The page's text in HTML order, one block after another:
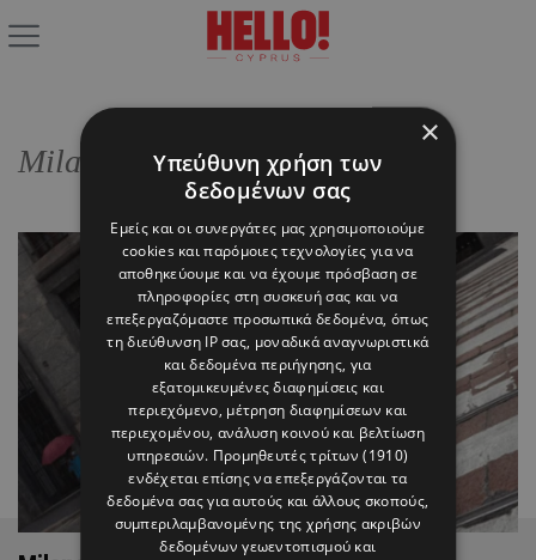
Milano Fashion Diary
×
Υπεύθυνη χρήση των
δεδομένων σας
Εμείς και οι συνεργάτες μας χρησιμοποιούμε
cookies και παρόμοιες τεχνολογίες για να
αποθηκεύουμε και να έχουμε πρόσβαση σε
πληροφορίες στη συσκευή σας και να
επεξεργαζόμαστε προσωπικά δεδομένα, όπως
τη διεύθυνση IP σας, μοναδικά αναγνωριστικά
και δεδομένα περιήγησης, για
εξατομικευμένες διαφημίσεις και
περιεχόμενο, μέτρηση διαφημίσεων και
περιεχομένου, ανάλυση κοινού και βελτίωση
υπηρεσιών. Προμηθευτές τρίτων (1910)
ενδέχεται επίσης να επεξεργάζονται τα
δεδομένα σας για αυτούς και άλλους σκοπούς,
συμπεριλαμβανομένης της χρήσης ακριβών
δεδομένων γεωεντοπισμού και